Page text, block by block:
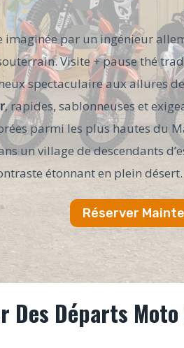
par un ingénieur
Visite + pause thé
spectaculaire aux allures
, rapides, sablonneuses et
parmi les plus hautes du
un village de descendants
étonnant en plein désert.
Réserver
Des Départs